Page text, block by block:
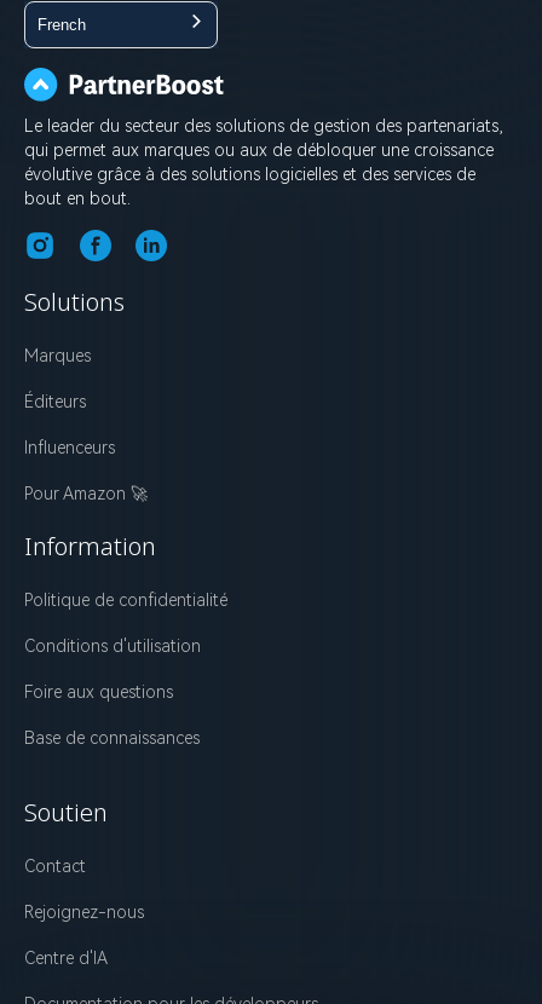
Le leader du secteur des solutions de gestion des partenariats,
qui permet aux marques ou aux de débloquer une croissance
évolutive grâce à des solutions logicielles et des services de
bout en bout.
Solutions
Marques
Éditeurs
Influenceurs
Pour Amazon 🚀
Information
Politique de confidentialité
Conditions d'utilisation
Foire aux questions
Base de connaissances
Soutien
Contact
Rejoignez-nous
Centre d'IA
French